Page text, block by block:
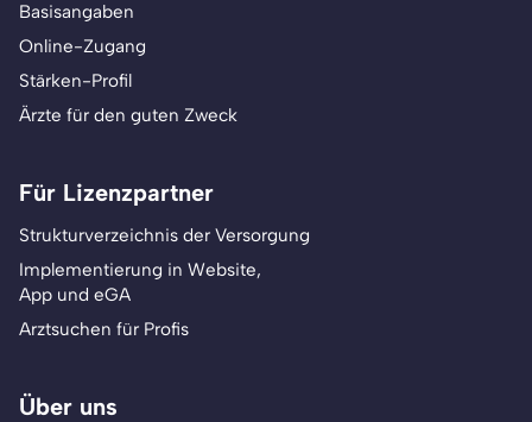
Basisangaben
Online-Zugang
Stärken-Profil
Ärzte für den guten Zweck
Für Lizenzpartner
Strukturverzeichnis der Versorgung
Implementierung in Website,
App und eGA
Arztsuchen für Profis
Über uns